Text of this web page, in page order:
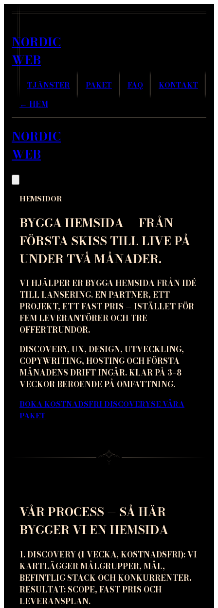
NORDIC
WEB
TJÄNSTER PAKET FAQ KONTAKT
← HEM
NORDIC
WEB
HEMSIDOR
BYGGA HEMSIDA — FRÅN
FÖRSTA SKISS TILL LIVE PÅ
UNDER TVÅ MÅNADER.
VI HJÄLPER ER BYGGA HEMSIDA FRÅN IDÉ
TILL LANSERING. EN PARTNER, ETT
PROJEKT, ETT FAST PRIS — ISTÄLLET FÖR
FEM LEVERANTÖRER OCH TRE
OFFERTRUNDOR.
DISCOVERY, UX, DESIGN, UTVECKLING,
COPYWRITING, HOSTING OCH FÖRSTA
MÅNADENS DRIFT INGÅR. KLAR PÅ 3–8
VECKOR BEROENDE PÅ OMFATTNING.
BOKA KOSTNADSFRI DISCOVERYSE VÅRA
PAKET
VÅR PROCESS — SÅ HÄR
BYGGER VI EN HEMSIDA
1. DISCOVERY (1 VECKA, KOSTNADSFRI): VI
KARTLÄGGER MÅLGRUPPER, MÅL,
BEFINTLIG STACK OCH KONKURRENTER.
RESULTAT: SCOPE, FAST PRIS OCH
LEVERANSPLAN.